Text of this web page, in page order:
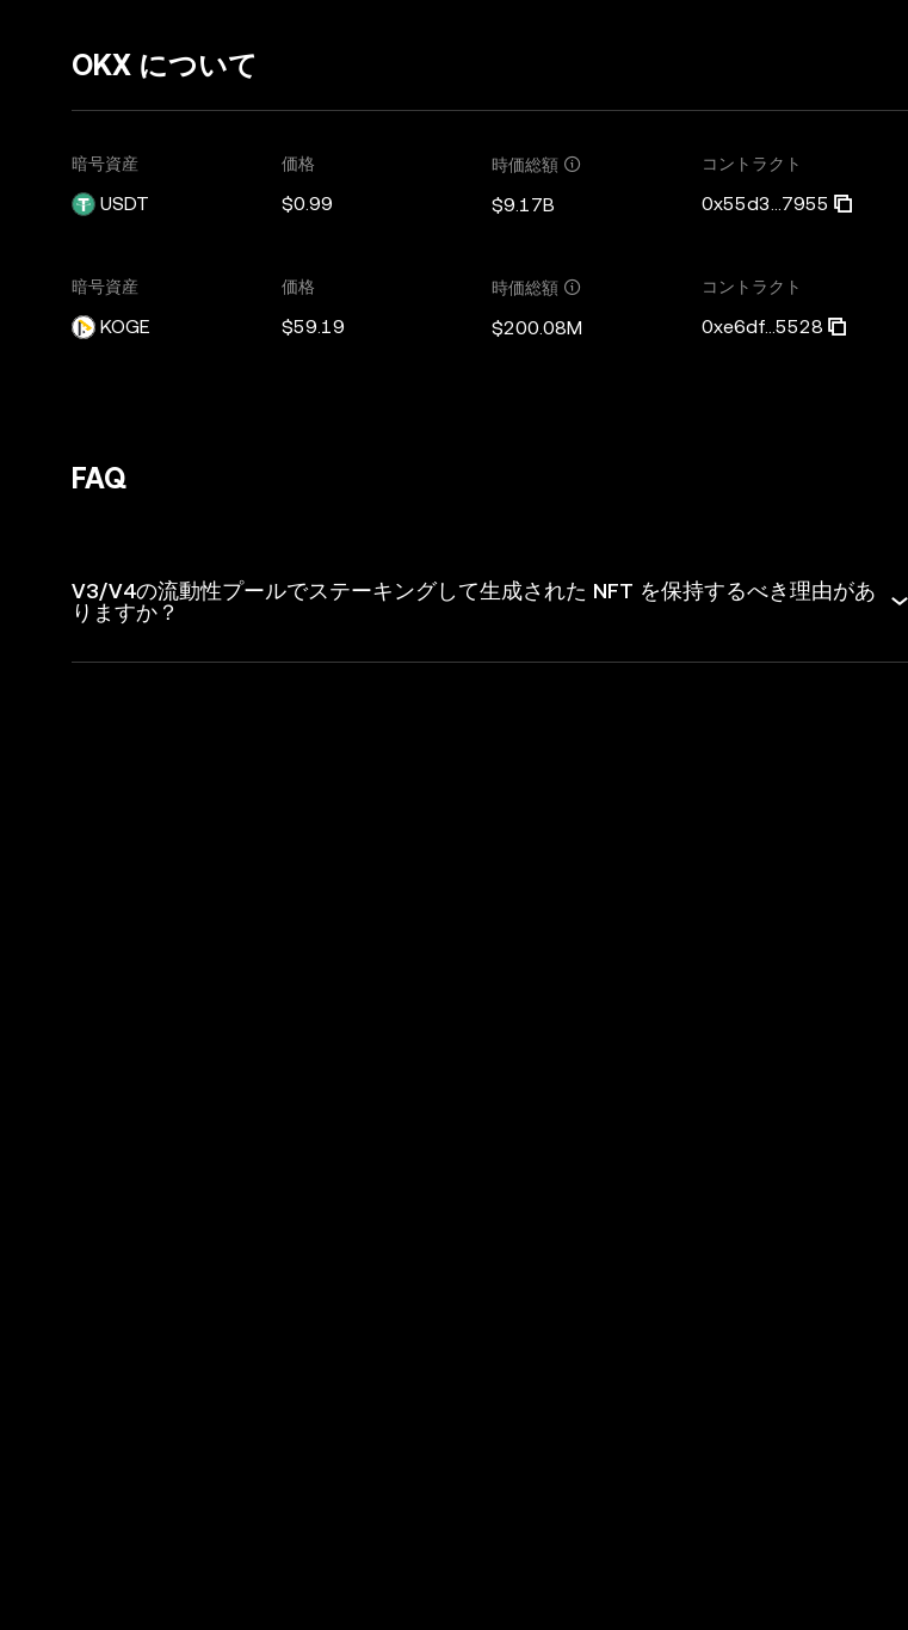
OKX について
暗号資産
USDT
価格
$0.99
時価総額
$9.17B
コントラクト
0x55d3...7955
暗号資産
KOGE
価格
$59.19
時価総額
$200.08M
コントラクト
0xe6df...5528
FAQ
V3/V4の流動性プールでステーキングして生成された NFT を保持するべき理由があ
りますか？